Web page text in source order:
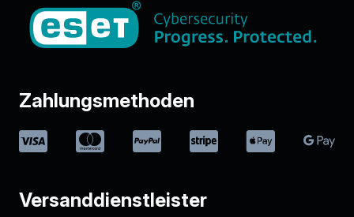
Zahlungsmethoden
Versanddienstleister